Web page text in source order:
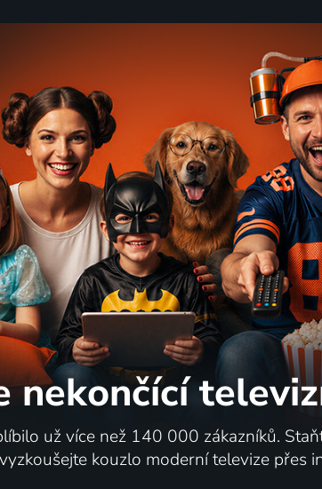
nekončící
už více než 140 000 zákazníků.
kouzlo moderní televize přes